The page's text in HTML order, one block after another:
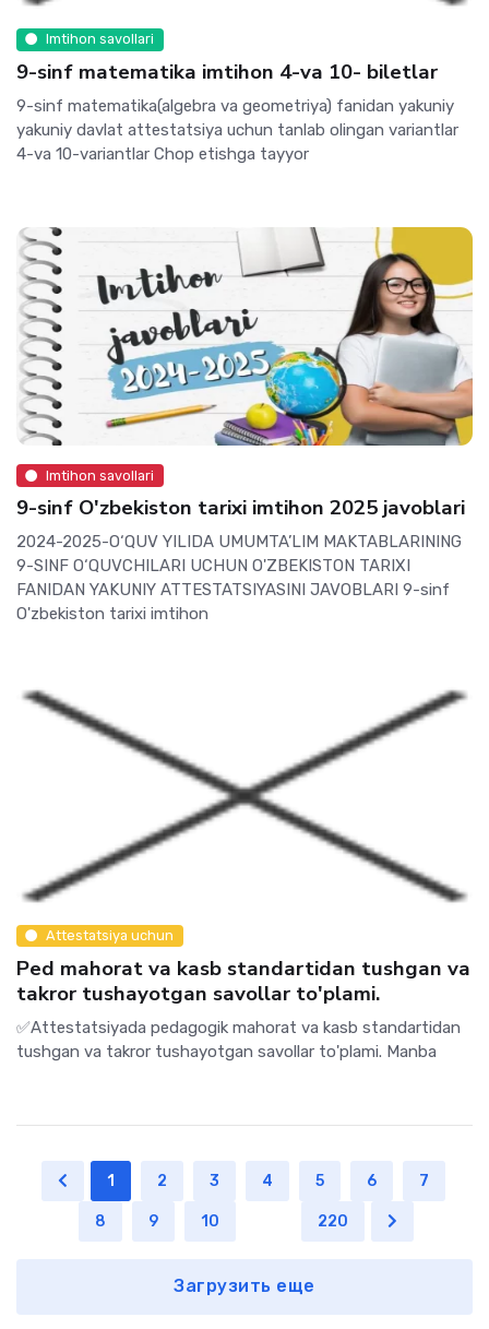
Imtihon savollari
9-sinf matematika imtihon 4-va 10- biletlar
9-sinf matematika(algebra va geometriya) fanidan yakuniy
yakuniy davlat attestatsiya uchun tanlab olingan variantlar
4-va 10-variantlar Chop etishga tayyor
Imtihon savollari
9-sinf O'zbekiston tarixi imtihon 2025 javoblari
2024-2025-O‘QUV YILIDA UMUMTA’LIM MAKTABLARINING
9-SINF O‘QUVCHILARI UCHUN O'ZBEKISTON TARIXI
FANIDAN YAKUNIY ATTESTATSIYASINI JAVOBLARI 9-sinf
O'zbekiston tarixi imtihon
Attestatsiya uchun
Ped mahorat va kasb standartidan tushgan va
takror tushayotgan savollar to'plami.
✅Attestatsiyada pedagogik mahorat va kasb standartidan
tushgan va takror tushayotgan savollar to'plami. Manba
1 2 3 4 5 6 7
8 9 10 220
Загрузить еще